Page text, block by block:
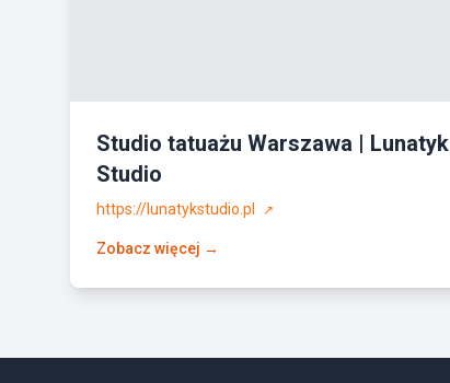
Studio tatuażu Warszawa | Lunatyk
Studio
https://lunatykstudio.pl ↗
Zobacz więcej →